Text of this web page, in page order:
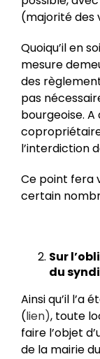
(majorité des
Quoiqu’il en
mesure
des
pas
bourgeoise. A
l’interdiction
Ce point fera
certain
Sur
du
Ainsi qu’il l’a
(lien), toute
faire l’objet
de la mairie